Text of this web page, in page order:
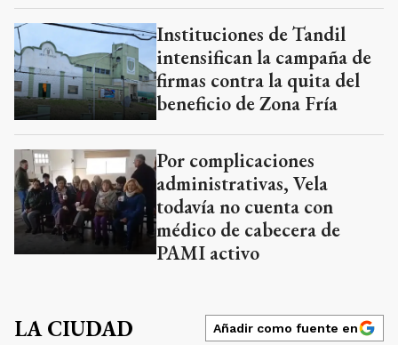
Instituciones de Tandil
intensifican la campaña de
firmas contra la quita del
beneficio de Zona Fría
Por complicaciones
administrativas, Vela
todavía no cuenta con
médico de cabecera de
PAMI activo
LA CIUDAD Añadir como fuente en